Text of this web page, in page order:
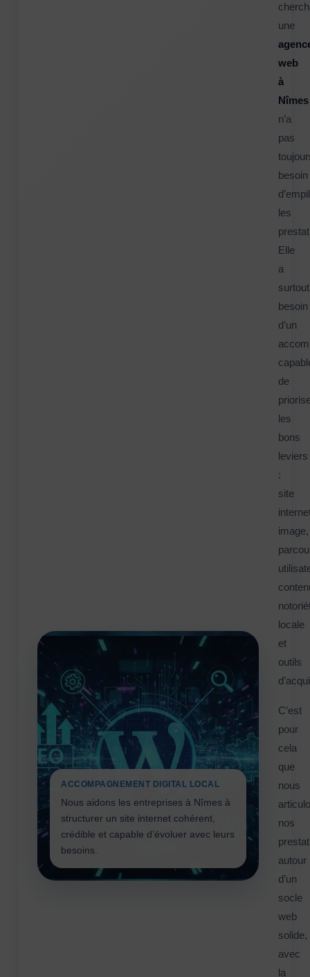
ACCOMPAGNEMENT DIGITAL LOCAL
Nous aidons les entreprises à Nîmes à
structurer un site internet cohérent,
crédible et capable d’évoluer avec leurs
besoins.
une
web
à
Nîmes
n’a
pas
besoin
les
Elle
a
surtout
besoin
d’un
de
les
bons
leviers
:
site
image,
locale
et
outils
C’est
pour
cela
que
nous
nos
autour
d’un
socle
web
solide,
avec
la